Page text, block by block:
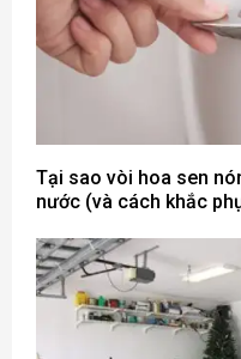
Tại sao vòi hoa sen
nước (và cách khắc